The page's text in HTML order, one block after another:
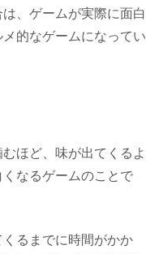
、ゲームが実際に面白
的なゲームになってい
ほど、味が出てくるよ
なるゲームのことで
るまでに時間がかか